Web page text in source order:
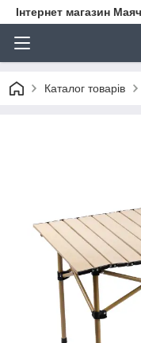
Інтернет магазин
Каталог товарів